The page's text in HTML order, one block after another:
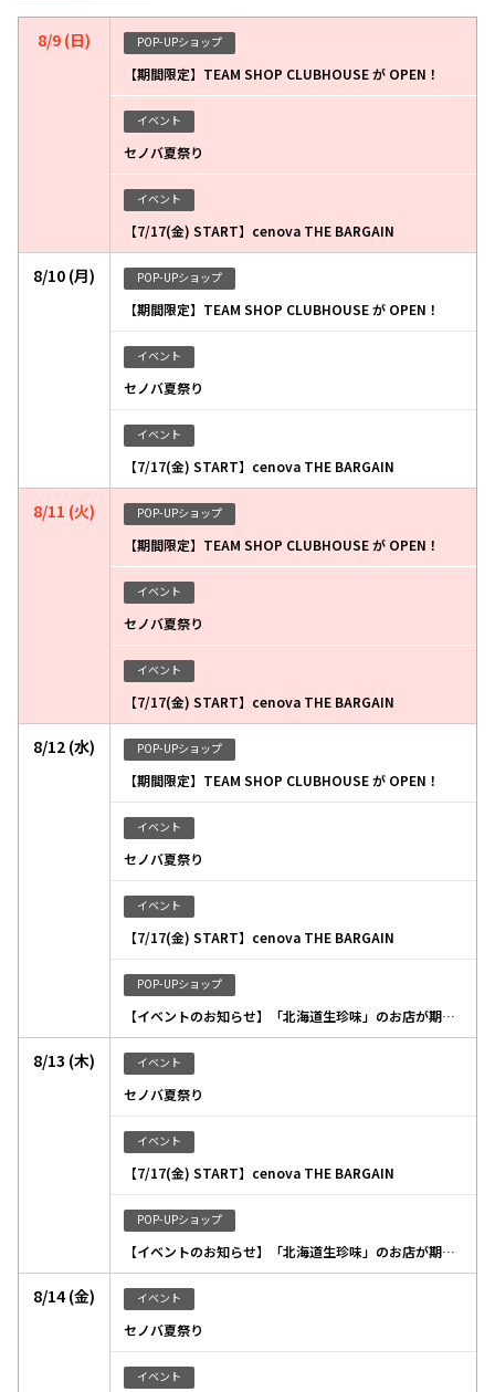
8/9 (日) POP-UPショップ
【期間限定】TEAM SHOP CLUBHOUSE が OPEN！
イベント
セノバ夏祭り
イベント
【7/17(金) START】cenova THE BARGAIN
8/10 (月) POP-UPショップ
【期間限定】TEAM SHOP CLUBHOUSE が OPEN！
イベント
セノバ夏祭り
イベント
【7/17(金) START】cenova THE BARGAIN
8/11 (火) POP-UPショップ
【期間限定】TEAM SHOP CLUBHOUSE が OPEN！
イベント
セノバ夏祭り
イベント
【7/17(金) START】cenova THE BARGAIN
8/12 (水) POP-UPショップ
【期間限定】TEAM SHOP CLUBHOUSE が OPEN！
イベント
セノバ夏祭り
イベント
【7/17(金) START】cenova THE BARGAIN
POP-UPショップ
【イベントのお知らせ】「北海道生珍味」のお店が期間限定出店いたします
8/13 (木) イベント
セノバ夏祭り
イベント
【7/17(金) START】cenova THE BARGAIN
POP-UPショップ
【イベントのお知らせ】「北海道生珍味」のお店が期間限定出店いたします
8/14 (金) イベント
セノバ夏祭り
イベント